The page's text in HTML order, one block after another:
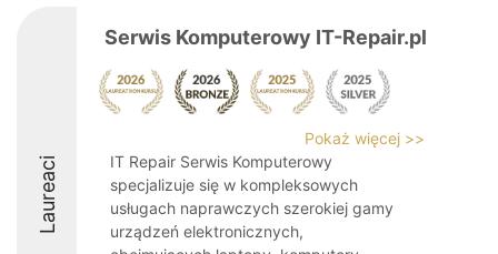
Laureaci
Serwis Komputerowy IT-Repair.pl
Pokaż więcej >>
IT Repair Serwis Komputerowy
specjalizuje się w kompleksowych
usługach naprawczych szerokiej gamy
urządzeń elektronicznych,